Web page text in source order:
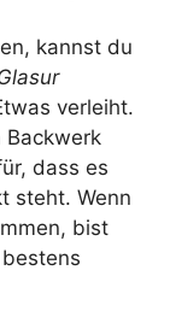
kannst du
verleiht.
Backwerk
dass es
steht. Wenn
bist